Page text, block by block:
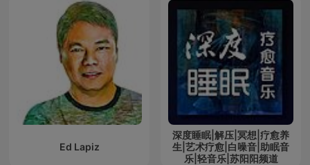
Ed Lapiz
深度睡眠|解压|冥想|疗愈养
生|艺术疗愈|白噪音|助眠音
乐|轻音乐|苏阳阳频道